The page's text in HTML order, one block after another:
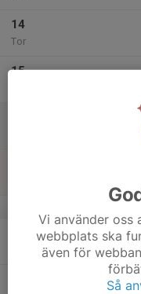
14
Tor
15
Vi använder
webbplats ska
även för
Så